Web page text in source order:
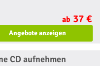
ab 37 €
Angebote anzeigen
CD aufnehmen